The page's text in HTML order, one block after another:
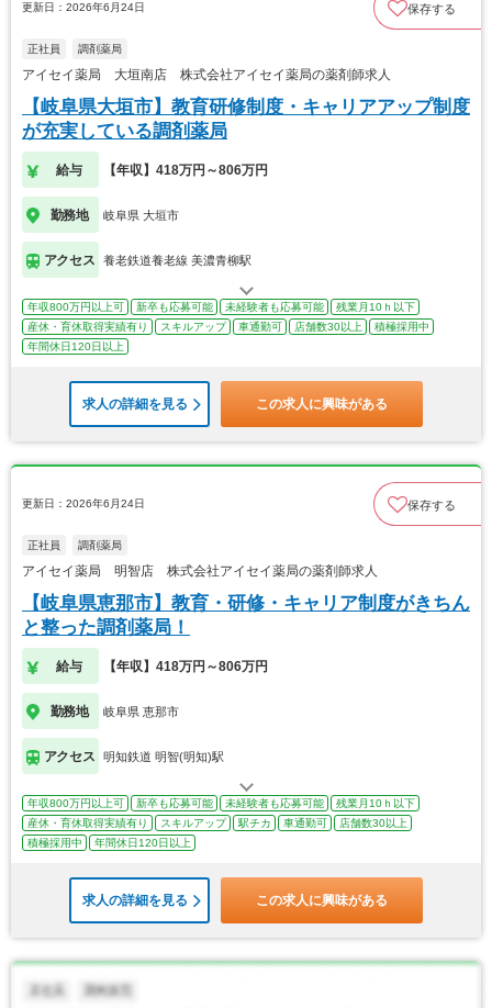
更新日：2026年6月24日 保存する
正社員 調剤薬局
アイセイ薬局 大垣南店 株式会社アイセイ薬局の薬剤師求人
【岐阜県大垣市】教育研修制度・キャリアアップ制度
が充実している調剤薬局
給与 【年収】418万円～806万円
勤務地 岐阜県 大垣市
アクセス 養老鉄道養老線 美濃青柳駅
年収800万円以上可 新卒も応募可能 未経験者も応募可能
残業月10ｈ以下
産休・育休取得実績有り
スキルアップ 車通勤可 店舗数30以上
積極採用中
年間休日120日以上
求人の詳細を見る この求人に興味がある
更新日：2026年6月24日 保存する
正社員 調剤薬局
アイセイ薬局 明智店 株式会社アイセイ薬局の薬剤師求人
【岐阜県恵那市】教育・研修・キャリア制度がきちん
と整った調剤薬局！
給与 【年収】418万円～806万円
勤務地 岐阜県 恵那市
アクセス 明知鉄道 明智(明知)駅
年収800万円以上可 新卒も応募可能 未経験者も応募可能
残業月10ｈ以下
産休・育休取得実績有り
スキルアップ 駅チカ 車通勤可
店舗数30以上
積極採用中
年間休日120日以上
求人の詳細を見る この求人に興味がある